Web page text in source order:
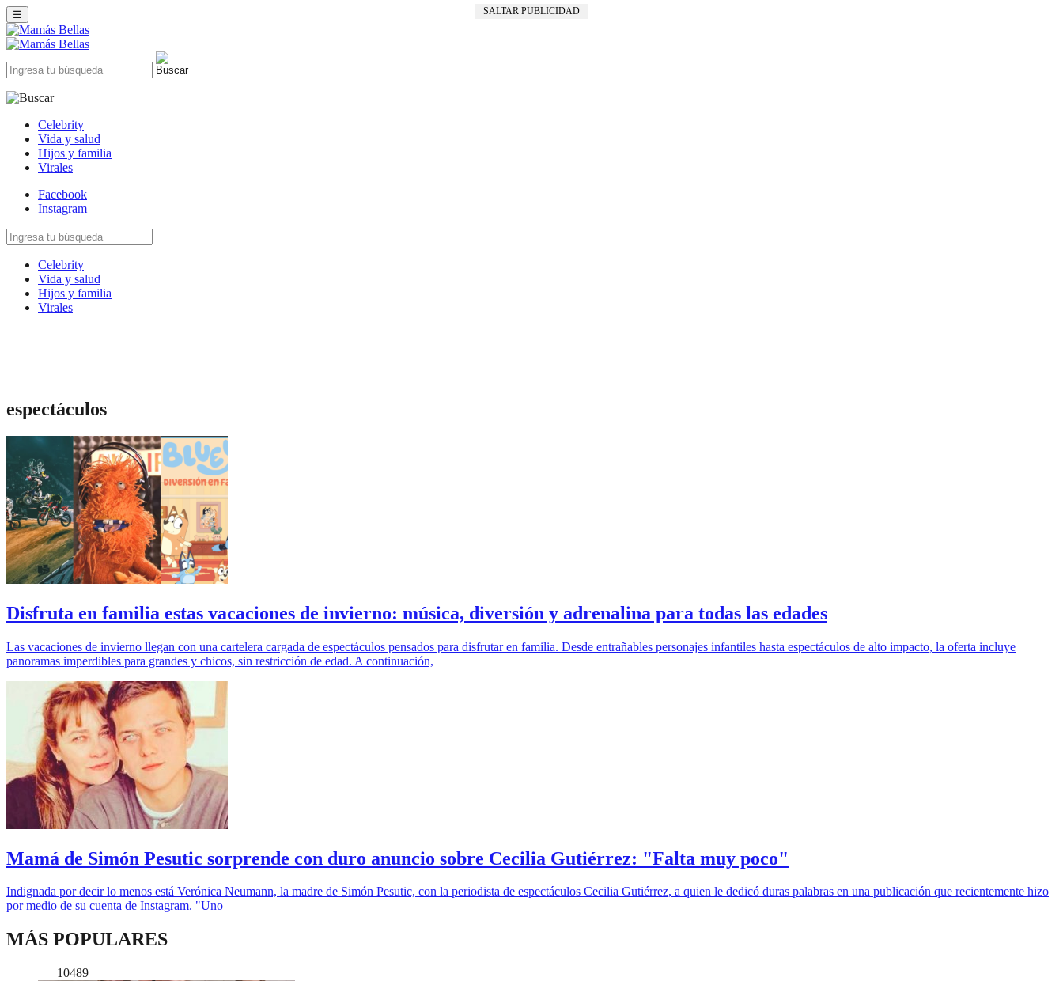
SALTAR PUBLICIDAD
☰
Celebrity
Vida y salud
Hijos y familia
Virales
Facebook
Instagram
Celebrity
Vida y salud
Hijos y familia
Virales
espectáculos
Disfruta en familia estas vacaciones de invierno: música, diversión y adrenalina para todas las edades
Las vacaciones de invierno llegan con una cartelera cargada de espectáculos pensados para disfrutar en familia. Desde entrañables personajes infantiles hasta espectáculos de alto impacto, la oferta incluye
panoramas imperdibles para grandes y chicos, sin restricción de edad. A continuación,
Mamá de Simón Pesutic sorprende con duro anuncio sobre Cecilia Gutiérrez: "Falta muy poco"
Indignada por decir lo menos está Verónica Neumann, la madre de Simón Pesutic, con la periodista de espectáculos Cecilia Gutiérrez, a quien le dedicó duras palabras en una publicación que recientemente hizo
por medio de su cuenta de Instagram. "Uno
MÁS POPULARES
10489